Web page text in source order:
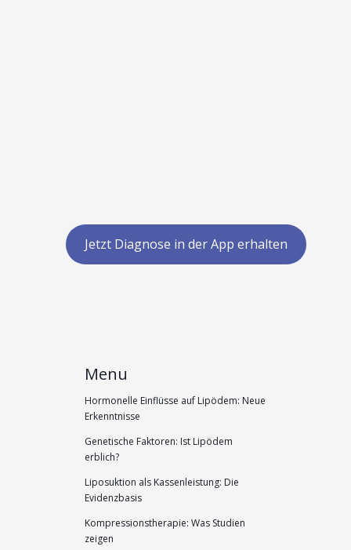
Jetzt Diagnose in der App erhalten
Menu
Hormonelle Einflüsse auf Lipödem: Neue
Erkenntnisse
Genetische Faktoren: Ist Lipödem
erblich?
Liposuktion als Kassenleistung: Die
Evidenzbasis
Kompressionstherapie: Was Studien
zeigen